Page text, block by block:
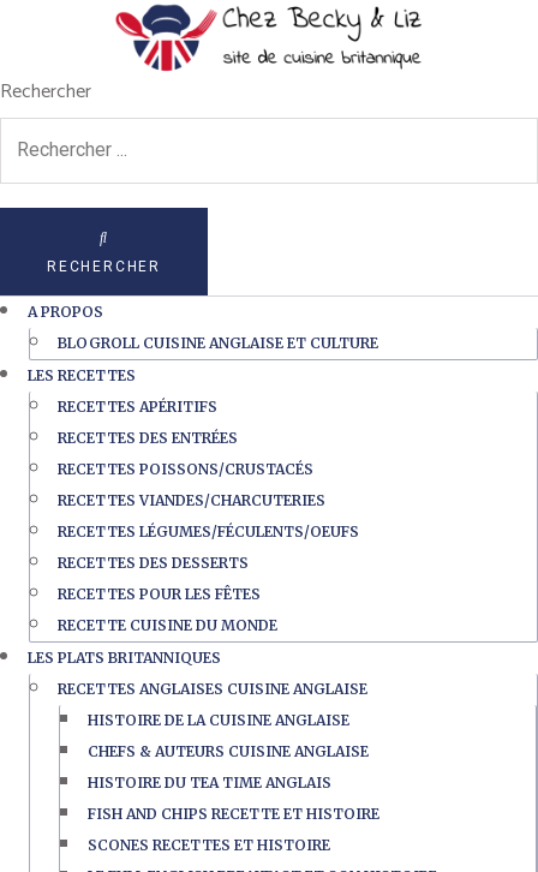
Rechercher
RECHERCHER
A PROPOS
BLOGROLL CUISINE ANGLAISE ET CULTURE
LES RECETTES
RECETTES APÉRITIFS
RECETTES DES ENTRÉES
RECETTES POISSONS/CRUSTACÉS
RECETTES VIANDES/CHARCUTERIES
RECETTES LÉGUMES/FÉCULENTS/OEUFS
RECETTES DES DESSERTS
RECETTES POUR LES FÊTES
RECETTE CUISINE DU MONDE
LES PLATS BRITANNIQUES
RECETTES ANGLAISES CUISINE ANGLAISE
HISTOIRE DE LA CUISINE ANGLAISE
CHEFS & AUTEURS CUISINE ANGLAISE
HISTOIRE DU TEA TIME ANGLAIS
FISH AND CHIPS RECETTE ET HISTOIRE
SCONES RECETTES ET HISTOIRE